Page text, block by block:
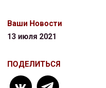
Ваши Новости
13 июля 2021
ПОДЕЛИТЬСЯ